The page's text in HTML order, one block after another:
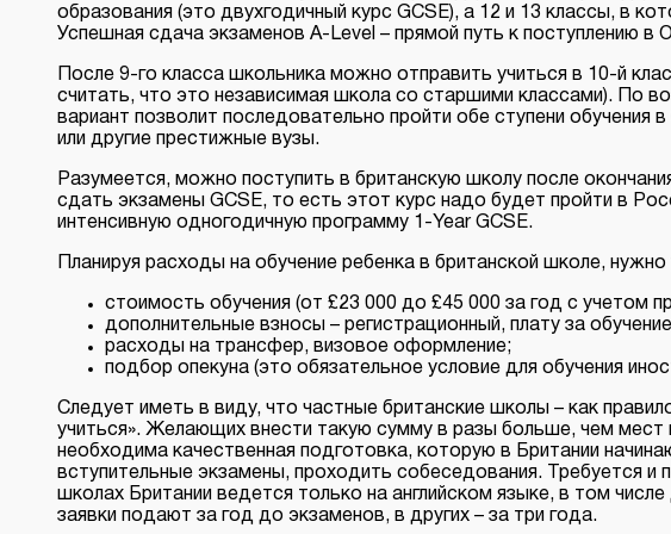
образования (это двухгодичный курс GCSE), а 12 и 13 классы, в
Успешная сдача экзаменов A-Level – прямой путь к поступлению
После 9-го класса школьника можно отправить учиться в 10-й
считать, что это независимая школа со старшими классами). По
вариант позволит последовательно пройти обе ступени
или другие престижные вузы.
Разумеется, можно поступить в британскую школу после
сдать экзамены GCSE, то есть этот курс надо будет пройти в
интенсивную одногодичную программу 1-Year GCSE.
Планируя расходы на обучение ребенка в британской школе, нужно
стоимость обучения (от £23 000 до £45 000 за год с учетом
дополнительные взносы – регистрационный, плату за
расходы на трансфер, визовое оформление;
подбор опекуна (это обязательное условие для обучения
Следует иметь в виду, что частные британские школы – как
учиться». Желающих внести такую сумму в разы больше, чем мест
необходима качественная подготовка, которую в Британии
вступительные экзамены, проходить собеседования. Требуется
школах Британии ведется только на английском языке, в том
заявки подают за год до экзаменов, в других – за три года.